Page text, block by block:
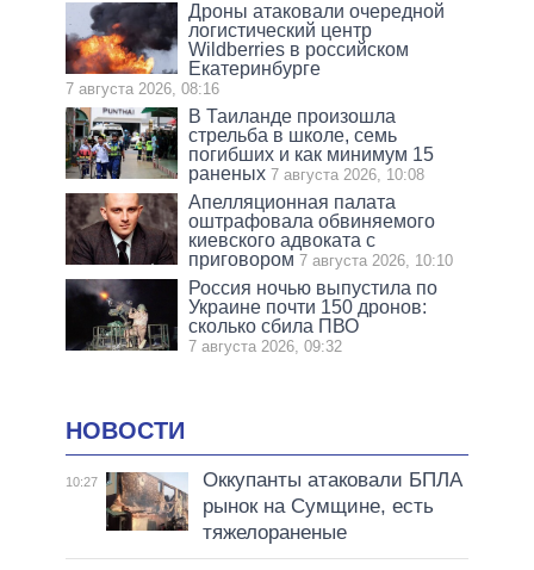
Дроны атаковали очередной
логистический центр
Wildberries в российском
Екатеринбурге
7 августа 2026, 08:16
В Таиланде произошла
стрельба в школе, семь
погибших и как минимум 15
раненых 7 августа 2026, 10:08
Апелляционная палата
оштрафовала обвиняемого
киевского адвоката с
приговором 7 августа 2026, 10:10
Россия ночью выпустила по
Украине почти 150 дронов:
сколько сбила ПВО
7 августа 2026, 09:32
НОВОСТИ
10:27
Оккупанты атаковали БПЛА
рынок на Сумщине, есть
тяжелораненые